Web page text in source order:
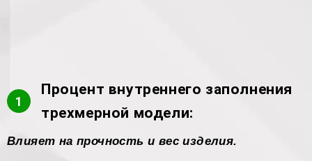
1
Процент внутреннего заполнения
трехмерной модели:
Влияет на прочность и вес изделия.